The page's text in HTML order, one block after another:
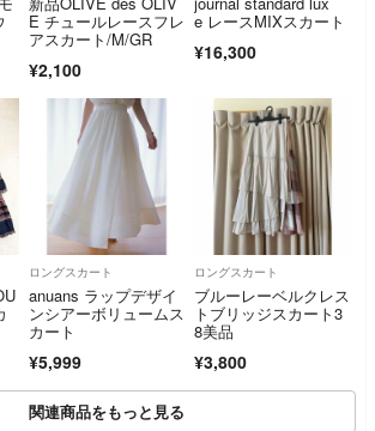
E チュールレースフレ
アスカート/M/GR
¥2,100
e レースMIXスカート
¥16,300
ロングスカート
anuans ラップデザイ
ンシアーボリュームス
カート
¥5,999
ロングスカート
ブルーレーベルクレス
トブリッジスカート3
8美品
¥3,800
関連商品をもっと見る